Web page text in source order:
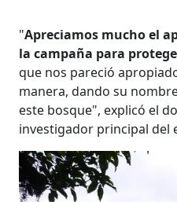
"Apreciamos mucho el
la campaña para
que nos pareció
manera, dando su
este bosque", explicó el
investigador principal del